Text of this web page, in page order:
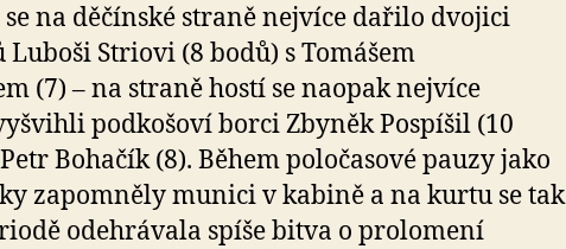
na děčínské straně nejvíce dařilo dvojici
Striovi (8 bodů) s Tomášem
(7) – na straně hostí se naopak nejvíce
podkošoví borci Zbyněk Pospíšil (10
Bohačík (8). Během poločasové pauzy jako
zapomněly munici v kabině a na kurtu se tak
odehrávala spíše bitva o prolomení